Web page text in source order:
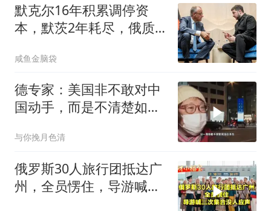
默克尔16年积累调停资
本，默茨2年耗尽，俄质
咸鱼金脑袋
德专家：美国非不敢对中
国动手，而是不清楚如何
与你挽月色清
俄罗斯30人旅行团抵达广
州，全员愣住，导游喊三